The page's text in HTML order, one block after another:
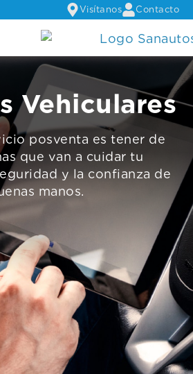
Visítanos Contacto
Vehiculares
posventa es tener de
que van a cuidar tu
y la confianza de
manos.